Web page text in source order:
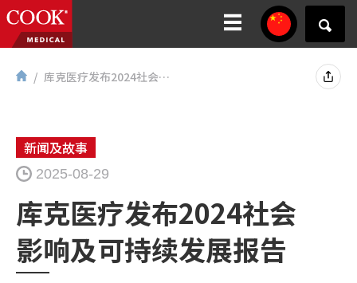
库克医疗发布2024社会影响及可持续发展报告...
新闻及故事
2025-08-29
库克医疗发布2024社会
影响及可持续发展报告